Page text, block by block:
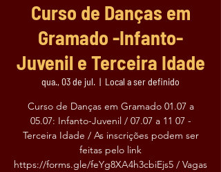
Curso de Danças em
Gramado -Infanto-
Juvenil e Terceira Idade
qua., 03 de jul.
  |
Local a ser definido
Curso de Danças em Gramado 01.07 a
05.07: Infanto-Juvenil / 07.07 a 11 07 -
Terceira Idade / As inscrições podem ser
feitas pelo link
https://forms.gle/feYg8XA4h3cbiEjs5 / Vagas